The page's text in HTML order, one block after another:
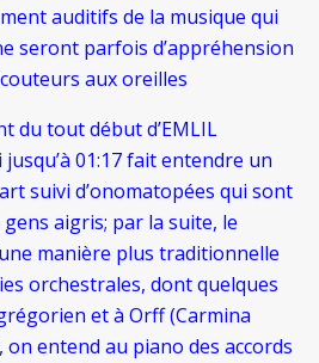
auditifs de la musique qui
seront parfois d’appréhension
aux oreilles
du tout début d’EMLIL
01:17 fait entendre un
suivi d’onomatopées qui sont
aigris; par la suite, le
manière plus traditionnelle
orchestrales, dont quelques
et à Orff (Carmina
on entend au piano des accords